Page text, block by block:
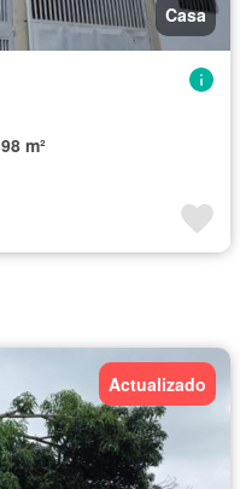
Casa
98 m²
Actualizado